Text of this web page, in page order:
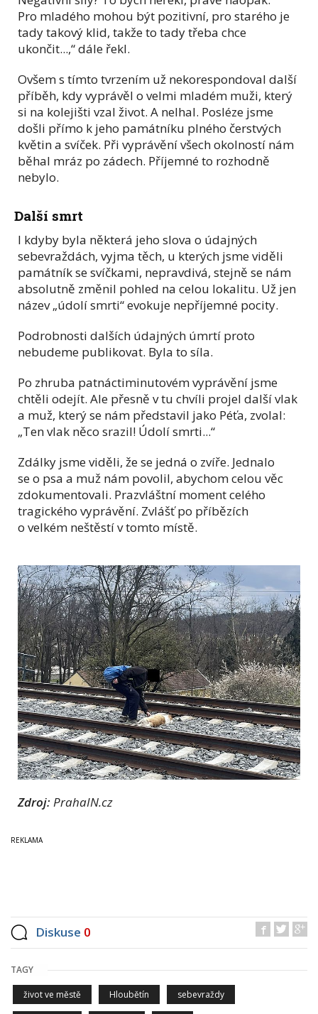
Pro mladého mohou být pozitivní, pro starého je
tady takový klid, takže to tady třeba chce
ukončit...,“ dále řekl.
Ovšem s tímto tvrzením už nekorespondoval další
příběh, kdy vyprávěl o velmi mladém muži, který
si na kolejišti vzal život. A nelhal. Posléze jsme
došli přímo k jeho památníku plného čerstvých
květin a svíček. Při vyprávění všech okolností nám
běhal mráz po zádech. Příjemné to rozhodně
nebylo.
Další smrt
I kdyby byla některá jeho slova o údajných
sebevraždách, vyjma těch, u kterých jsme viděli
památník se svíčkami, nepravdivá, stejně se nám
absolutně změnil pohled na celou lokalitu. Už jen
název „údolí smrti“ evokuje nepříjemné pocity.
Podrobnosti dalších údajných úmrtí proto
nebudeme publikovat. Byla to síla.
Po zhruba patnáctiminutovém vyprávění jsme
chtěli odejít. Ale přesně v tu chvíli projel další vlak
a muž, který se nám představil jako Péťa, zvolal:
„Ten vlak něco srazil! Údolí smrti...“
Zdálky jsme viděli, že se jedná o zvíře. Jednalo
se o psa a muž nám povolil, abychom celou věc
zdokumentovali. Prazvláštní moment celého
tragického vyprávění. Zvlášť po příbězích
o velkém neštěstí v tomto místě.
Zdroj: PrahaIN.cz
Diskuse 0
TAGY
život ve městě Hloubětín sebevraždy